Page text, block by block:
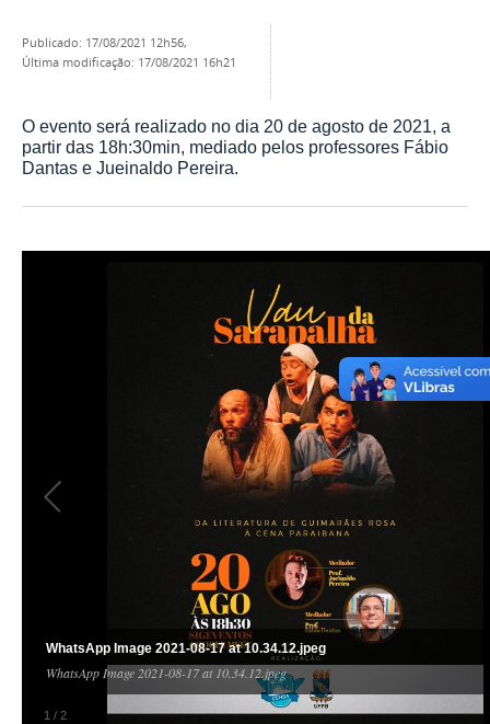
publicado: 17/08/2021 12h56,
última modificação: 17/08/2021 16h21
O evento será realizado no dia 20 de agosto de 2021, a
partir das 18h:30min, mediado pelos professores Fábio
Dantas e Jueinaldo Pereira.
1 / 2
WhatsApp Image 2021-08-17 at 10.34.12.jpeg
WhatsApp Image 2021-08-17 at 10.34.12.jpeg